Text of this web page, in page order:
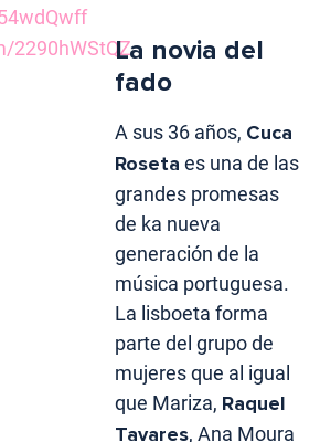
2290hWStQZLa novia del
fado
A sus 36 años, Cuca
Roseta es una de las
grandes promesas
de ka nueva
generación de la
música portuguesa.
La lisboeta forma
parte del grupo de
mujeres que al igual
que Mariza, Raquel
Tavares, Ana Moura